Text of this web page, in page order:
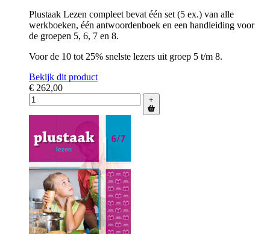
Plustaak Lezen compleet bevat één set (5 ex.) van alle
werkboeken, één antwoordenboek en een handleiding voor
de groepen 5, 6, 7 en 8.
Voor de 10 tot 25% snelste lezers uit groep 5 t/m 8.
Bekijk dit product
€ 262,00
+